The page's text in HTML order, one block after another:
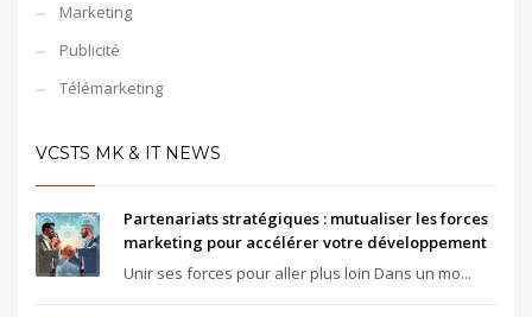
Marketing
Publicité
Télémarketing
VCSTS MK & IT NEWS
Partenariats stratégiques : mutualiser les forces
marketing pour accélérer votre développement
Unir ses forces pour aller plus loin Dans un mo...